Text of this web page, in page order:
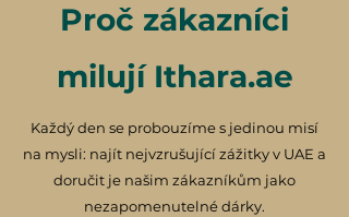
Proč zákazníci
milují Ithara.ae
Každý den se probouzíme s jedinou misí
na mysli: najít nejvzrušující zážitky v UAE a
doručit je našim zákazníkům jako
nezapomenutelné dárky.